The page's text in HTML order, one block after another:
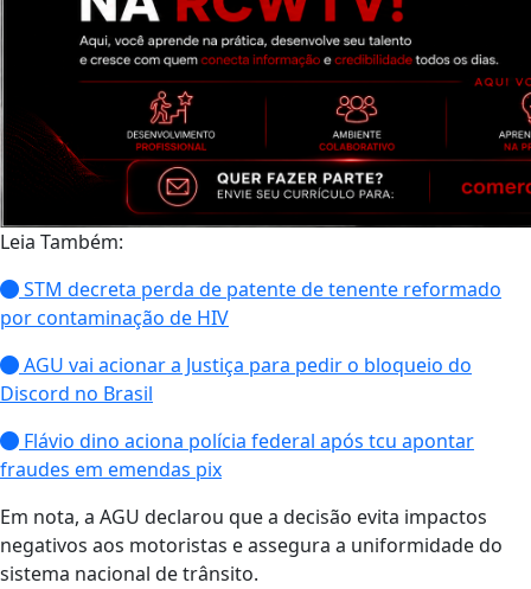
Leia Também:
STM decreta perda de patente de tenente reformado
por contaminação de HIV
AGU vai acionar a Justiça para pedir o bloqueio do
Discord no Brasil
Flávio dino aciona polícia federal após tcu apontar
fraudes em emendas pix
Em nota, a AGU declarou que a decisão evita impactos
negativos aos motoristas e assegura a uniformidade do
sistema nacional de trânsito.